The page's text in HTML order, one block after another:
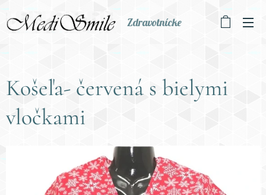
Zdravotnícke
Košeľa- červená s bielymi
vločkami